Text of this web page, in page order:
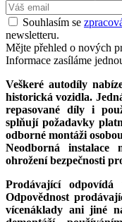
Souhlasím se
newsletteru.
Mějte přehled o nových
Informace zasíláme
Veškeré autodíly
historická vozidla.
repasované díly i
splňují požadavky
odborné montáži
Neodborná
ohrožení bezpečnosti
Prodávající
Odpovědnost
vícenáklady ani jiné